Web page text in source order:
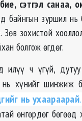
сэтгэл санаа,
байнгын зуршил
зохистой
болгож өгдөг.
илүү ч үгүй,
нь хүнийг шинжиж
нь ухаараарай.
өнгөрдөг